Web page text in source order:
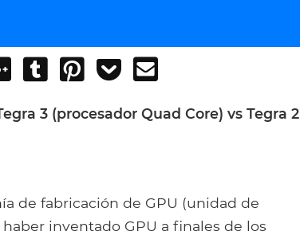
Share
Google+
Post
Tumblr
Pin
Add
Pocket
3 (procesador Quad Core) vs Tegra 2
de fabricación de GPU (unidad de
inventado GPU a finales de los